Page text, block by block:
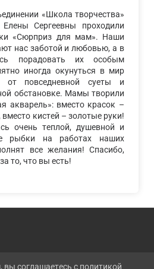
«Школа творчества»
Сергеевны проходили
«Сюрприз для мам». Наши
нас заботой и любовью, а в
порадовать их особым
иногда окунуться в мир
от повседневной суеты и
обстановке. Мамы творили
акварель»: вместо красок –
кистей – золотые руки!
очень теплой, душевной и
рыбки на работах наших
все желания! Спасибо,
то, что вы есть!
соглашаетесь с политикой